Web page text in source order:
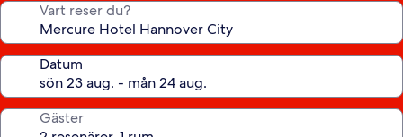
Vart reser du?
Datum
Gäster